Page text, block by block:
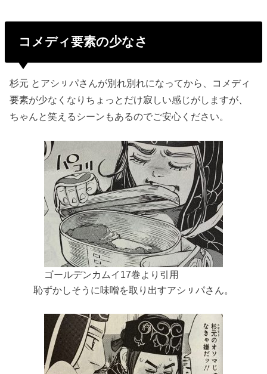
コメディ要素の少なさ
杉元 とアシㇼパさんが別れ別れになってから、コメディ
要素が少なくなりちょっとだけ寂しい感じがしますが、
ちゃんと笑えるシーンもあるのでご安心ください。
ゴールデンカムイ17巻より引用
恥ずかしそうに味噌を取り出すアシㇼパさん。